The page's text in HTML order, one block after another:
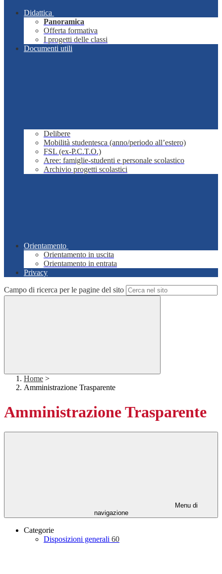
Didattica
Panoramica
Offerta formativa
I progetti delle classi
Documenti utili
Delibere
Mobilità studentesca (anno/periodo all’estero)
FSL (ex-P.C.T.O.)
Aree: famiglie-studenti e personale scolastico
Archivio progetti scolastici
Orientamento
Orientamento in uscita
Orientamento in entrata
Privacy
Campo di ricerca per le pagine del sito
Home >
Amministrazione Trasparente
Amministrazione Trasparente
Menu di
navigazione
Categorie
Disposizioni generali 60